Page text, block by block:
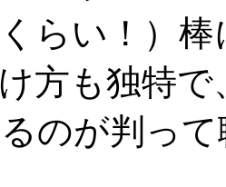
らい！）
方も独特
のが判っ